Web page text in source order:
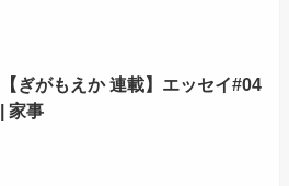
【ぎがもえか 連載】エッセイ#04
| 家事